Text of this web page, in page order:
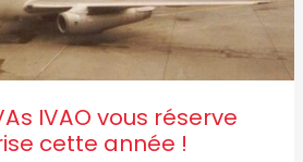
IVAO vous réserve
cette année !